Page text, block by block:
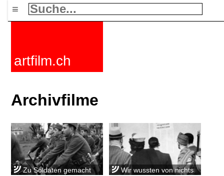
≡
artfilm.ch
Archivfilme
Zu Soldaten gemacht Wir wussten von nichts